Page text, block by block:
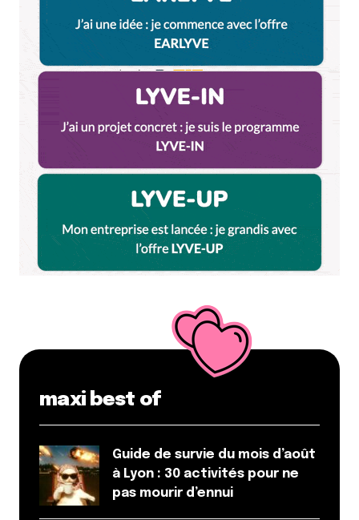
Mince c’est vrai ? Pourtant le Café Cousu semblait
faire l’unanimité auprès des Fans Facebook…
Répondre
J’ai été déçue les dernières fois où j’y suis allée, la
carte ayant tendance à varier et mes produits
le prix et le service, ça vaut toujours le coup !
Donc à garder dans le top 5 tout de même, pour
Camille d'Essayage
26 janvier 2010 à 19 h 49 min
Répondre
Vraiment très décue, je n’ai trouvé aucun interêt
à ce « café cousu ».
Kimidoll
1 novembre 2010 à 16 h 20 min
maxi best of
Guide de survie du mois d’août
à Lyon : 30 activités pour ne
pas mourir d’ennui